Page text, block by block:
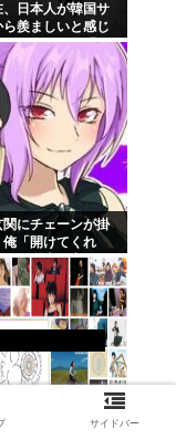
日本人が韓国サ
ら羨ましいと感じ
こちら…」→「こ
（ブルブル」＝
にチェーンが掛
「開けてくれ
で理由を考え
れた俺に娘が放
サイドバー